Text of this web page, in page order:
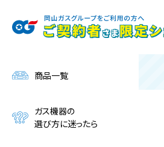
お
商品一覧
ガス機器の
選び方に迷ったら